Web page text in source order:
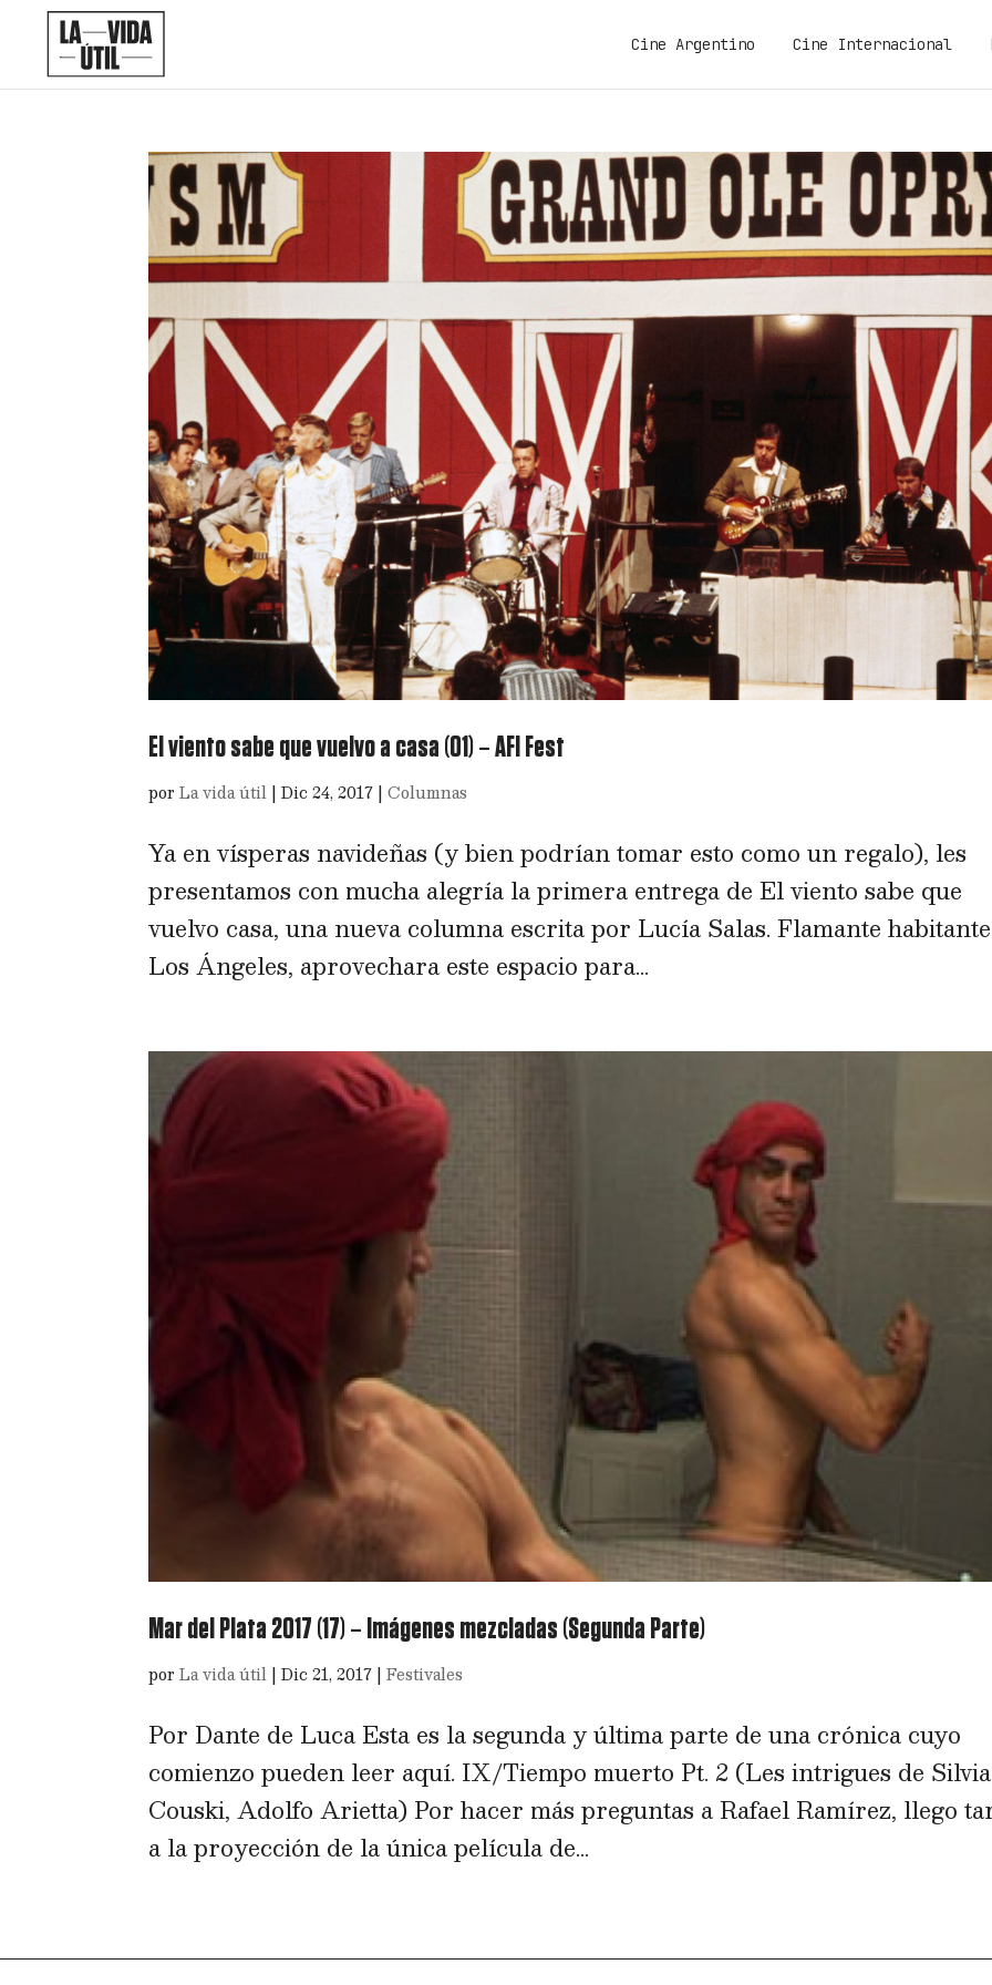
Cine Argentino Cine Internacional
El viento sabe que vuelvo a casa (01) – AFI Fest
porLa vida útil |Dic 24, 2017 |Columnas
Ya en vísperas navideñas (y bien podrían tomar esto como un regalo), les
presentamos con mucha alegría la primera entrega de El viento sabe que
vuelvo casa, una nueva columna escrita por Lucía Salas. Flamante
Los Ángeles, aprovechara este espacio para...
Mar del Plata 2017 (17) – Imágenes mezcladas (Segunda Parte)
porLa vida útil |Dic 21, 2017 |Festivales
Por Dante de Luca Esta es la segunda y última parte de una crónica cuyo
comienzo pueden leer aquí. IX/Tiempo muerto Pt. 2 (Les intrigues de Silvia
Couski, Adolfo Arietta) Por hacer más preguntas a Rafael Ramírez, llego
a la proyección de la única película de...